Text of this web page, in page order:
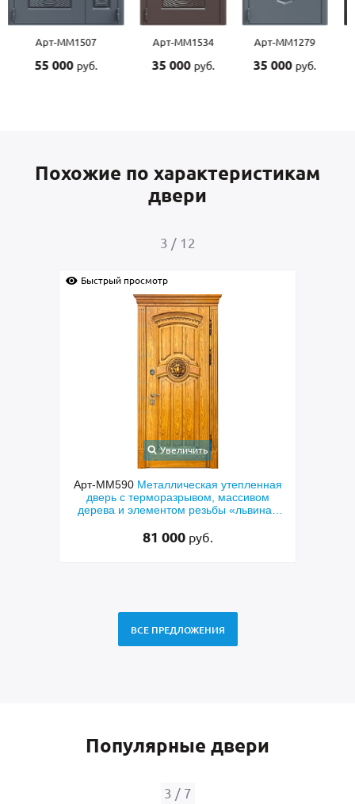
Арт-ММ1507
55 000 руб.
Арт-ММ1534
35 000 руб.
Арт-ММ1279
35 000 руб.
Похожие по характеристикам
двери
3 / 12
Быстрый просмотр
Увеличить
Арт-ММ590 Металлическая утепленная
дверь с терморазрывом, массивом
дерева и элементом резьбы «львиная
81 000 руб.
ВСЕ ПРЕДЛОЖЕНИЯ
Популярные двери
3 / 7